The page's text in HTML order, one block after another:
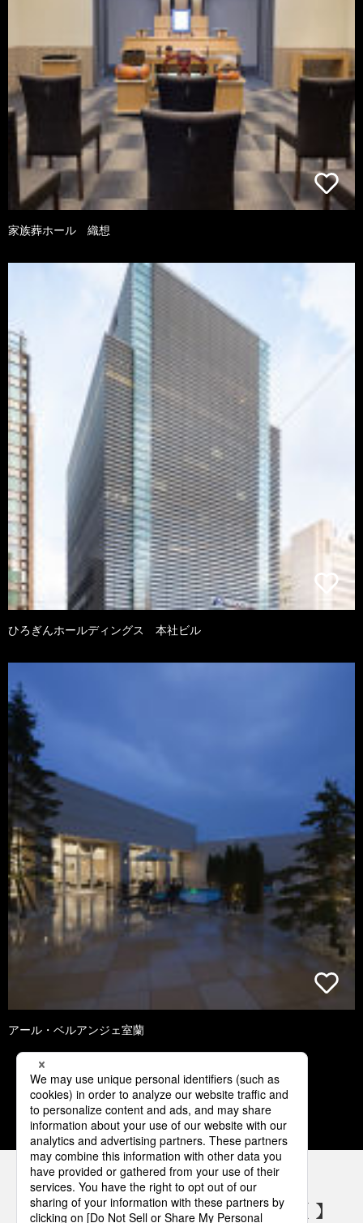
家族葬ホール 織想
ひろぎんホールディングス 本社ビル
アール・ベルアンジェ室蘭
4 5 6 7 8
パナソニックの電気設備 SNSアカウント